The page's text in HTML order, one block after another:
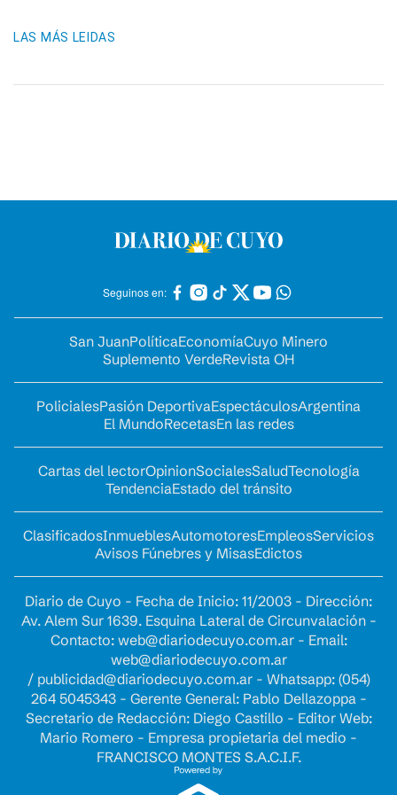
LAS MÁS LEIDAS
Seguinos en:
San JuanPolíticaEconomíaCuyo Minero
Suplemento VerdeRevista OH
PolicialesPasión DeportivaEspectáculosArgentina
El MundoRecetasEn las redes
Cartas del lectorOpinionSocialesSaludTecnología
TendenciaEstado del tránsito
ClasificadosInmueblesAutomotoresEmpleosServicios
Avisos Fúnebres y MisasEdictos
Diario de Cuyo - Fecha de Inicio: 11/2003 - Dirección:
Av. Alem Sur 1639. Esquina Lateral de Circunvalación -
Contacto: web@diariodecuyo.com.ar- Email:
web@diariodecuyo.com.ar
/ publicidad@diariodecuyo.com.ar- Whatsapp: (054)
264 5045343 - Gerente General: Pablo Dellazoppa -
Secretario de Redacción: Diego Castillo - Editor Web:
Mario Romero - Empresa propietaria del medio -
FRANCISCO MONTES S.A.C.I.F.